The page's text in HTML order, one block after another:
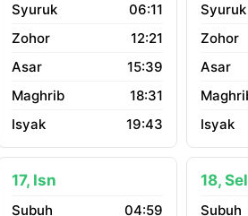
06:11
12:21
15:39
18:31
19:43
17, Isn
04:59
18, Sel